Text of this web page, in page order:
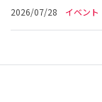
2026/07/28 イベント